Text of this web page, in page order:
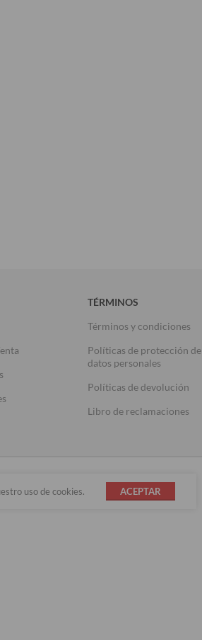
TÉRMINOS
Términos y condiciones
Políticas de protección de
datos personales
Políticas de devolución
Libro de reclamaciones
uso de cookies. ACEPTAR